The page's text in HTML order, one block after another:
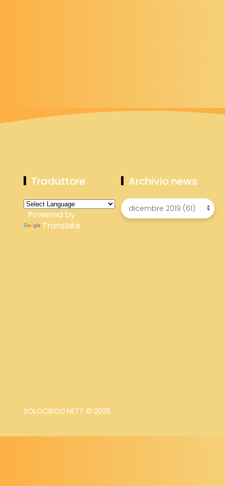
Traduttore
Powered by
Translate
Archivio news
SOLOCIRCO.NETT © 2025